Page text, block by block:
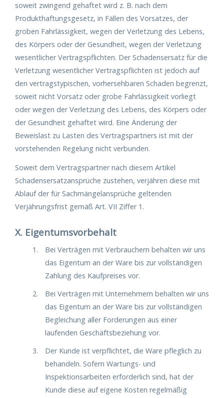
soweit zwingend gehaftet wird z. B. nach dem
Produkthaftungsgesetz, in Fällen des Vorsatzes, der
groben Fahrlässigkeit, wegen der Verletzung des Lebens,
des Körpers oder der Gesundheit, wegen der Verletzung
wesentlicher Vertragspflichten. Der Schadensersatz für die
Verletzung wesentlicher Vertragspflichten ist jedoch auf
den vertragstypischen, vorhersehbaren Schaden begrenzt,
soweit nicht Vorsatz oder grobe Fahrlässigkeit vorliegt
oder wegen der Verletzung des Lebens, des Körpers oder
der Gesundheit gehaftet wird. Eine Änderung der
Beweislast zu Lasten des Vertragspartners ist mit der
vorstehenden Regelung nicht verbunden.
Soweit dem Vertragspartner nach diesem Artikel
Schadensersatzansprüche zustehen, verjähren diese mit
Ablauf der für Sachmängelansprüche geltenden
Verjährungsfrist gemäß Art. VII Ziffer 1.
X. Eigentumsvorbehalt
Bei Verträgen mit Verbrauchern behalten wir uns
das Eigentum an der Ware bis zur vollständigen
Zahlung des Kaufpreises vor.
Bei Verträgen mit Unternehmern behalten wir uns
das Eigentum an der Ware bis zur vollständigen
Begleichung aller Forderungen aus einer
laufenden Geschäftsbeziehung vor.
Der Kunde ist verpflichtet, die Ware pfleglich zu
behandeln. Sofern Wartungs- und
Inspektionsarbeiten erforderlich sind, hat der
Kunde diese auf eigene Kosten regelmäßig